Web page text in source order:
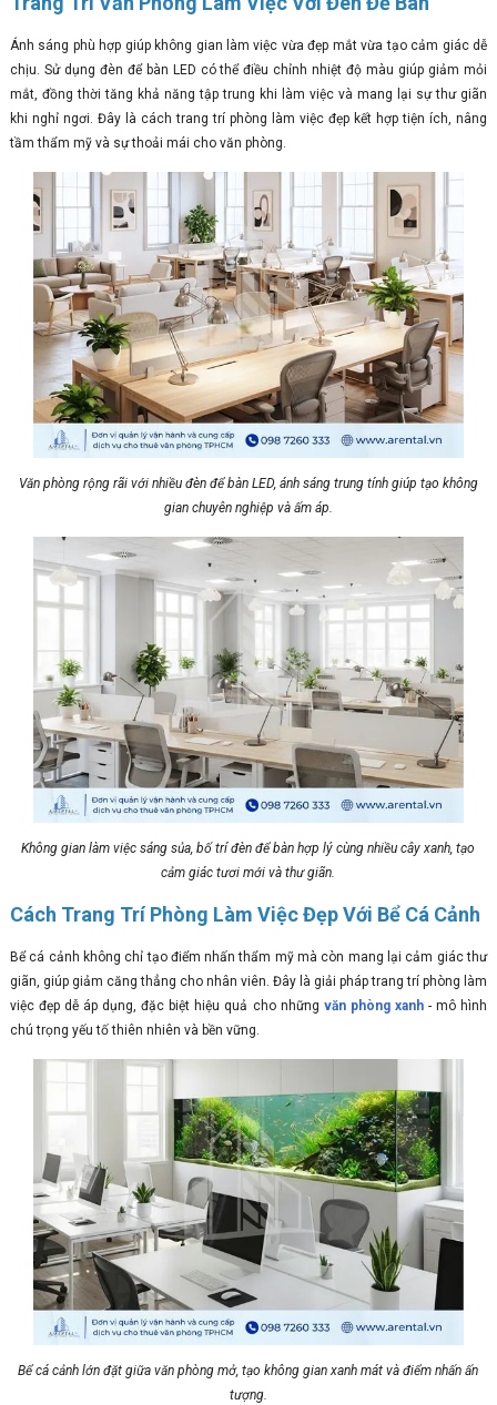
Ánh sáng phù hợp giúp không gian làm việc vừa đẹp mắt vừa tạo cảm giác dễ
chịu. Sử dụng đèn để bàn LED có thể điều chỉnh nhiệt độ màu giúp giảm mỏi
mắt, đồng thời tăng khả năng tập trung khi làm việc và mang lại sự thư giãn
khi nghỉ ngơi. Đây là cách trang trí phòng làm việc đẹp kết hợp tiện ích, nâng
tầm thẩm mỹ và sự thoải mái cho văn phòng.
Văn phòng rộng rãi với nhiều đèn để bàn LED, ánh sáng trung tính giúp tạo không
gian chuyên nghiệp và ấm áp.
Không gian làm việc sáng sủa, bố trí đèn để bàn hợp lý cùng nhiều cây xanh, tạo
cảm giác tươi mới và thư giãn.
Cách Trang Trí Phòng Làm Việc Đẹp Với Bể Cá Cảnh
Bể cá cảnh không chỉ tạo điểm nhấn thẩm mỹ mà còn mang lại cảm giác thư
giãn, giúp giảm căng thẳng cho nhân viên. Đây là giải pháp trang trí phòng làm
việc đẹp dễ áp dụng, đặc biệt hiệu quả cho những văn phòng xanh- mô hình
chú trọng yếu tố thiên nhiên và bền vững.
Bể cá cảnh lớn đặt giữa văn phòng mở, tạo không gian xanh mát và điểm nhấn ấn
tượng.